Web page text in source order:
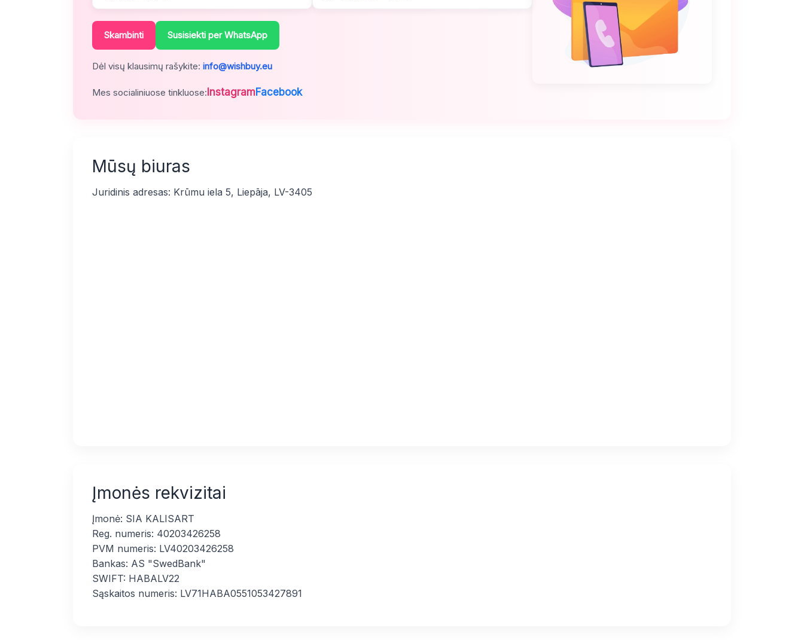
Skambinti Susisiekti per WhatsApp
Dėl visų klausimų rašykite: info@wishbuy.eu
Mes socialiniuose tinkluose: InstagramFacebook
Mūsų biuras
Juridinis adresas: Krūmu iela 5, Liepāja, LV-3405
Įmonės rekvizitai
Įmonė: SIA KALISART
Reg. numeris: 40203426258
PVM numeris: LV40203426258
Bankas: AS "SwedBank"
SWIFT: HABALV22
Sąskaitos numeris: LV71HABA0551053427891